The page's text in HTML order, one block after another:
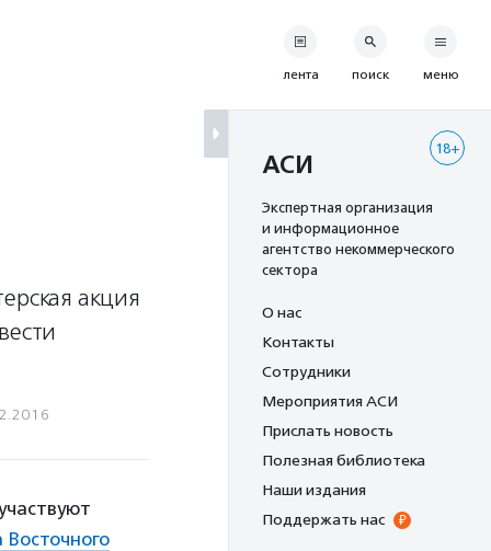
акция
Восточного
лента поиск меню
18+
АСИ
Экспертная организация
и информационное
агентство некоммерческого
сектора
О нас
Контакты
Сотрудники
Мероприятия АСИ
Прислать новость
Полезная библиотека
Наши издания
Поддержать нас